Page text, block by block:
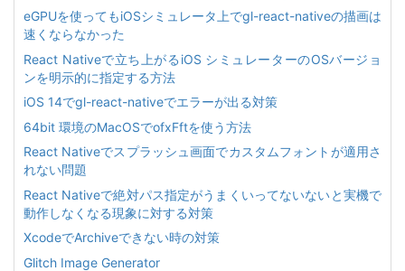
eGPUを使ってもiOSシミュレータ上でgl-react-nativeの描画は
速くならなかった
React Nativeで立ち上がるiOS シミュレーターのOSバージョ
ンを明示的に指定する方法
iOS 14でgl-react-nativeでエラーが出る対策
64bit 環境のMacOSでofxFftを使う方法
React Nativeでスプラッシュ画面でカスタムフォントが適用さ
れない問題
React Nativeで絶対パス指定がうまくいってないないと実機で
動作しなくなる現象に対する対策
XcodeでArchiveできない時の対策
Glitch Image Generator